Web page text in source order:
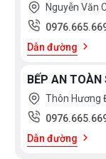
Nguyễn Văn
Dẫn đường
BẾP AN TOÀN
Thôn Hương
Dẫn đường